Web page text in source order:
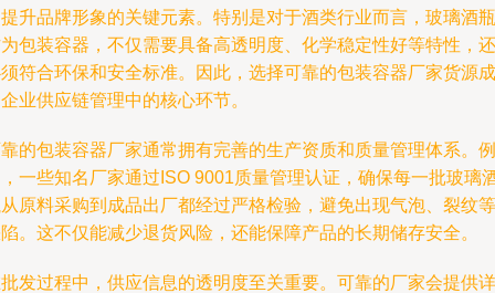
升品牌形象的关键元素。特别是对于酒类行业而言，玻璃酒瓶
包装容器，不仅需要具备高透明度、化学稳定性好等特性，还
符合环保和安全标准。因此，选择可靠的包装容器厂家货源成
业供应链管理中的核心环节。
的包装容器厂家通常拥有完善的生产资质和质量管理体系。例
一些知名厂家通过ISO 9001质量管理认证，确保每一批玻璃
原料采购到成品出厂都经过严格检验，避免出现气泡、裂纹等
。这不仅能减少退货风险，还能保障产品的长期储存安全。
发过程中，供应信息的透明度至关重要。可靠的厂家会提供详